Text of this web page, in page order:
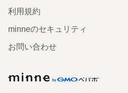
利用規約
minneのセキュリティ
お問い合わせ